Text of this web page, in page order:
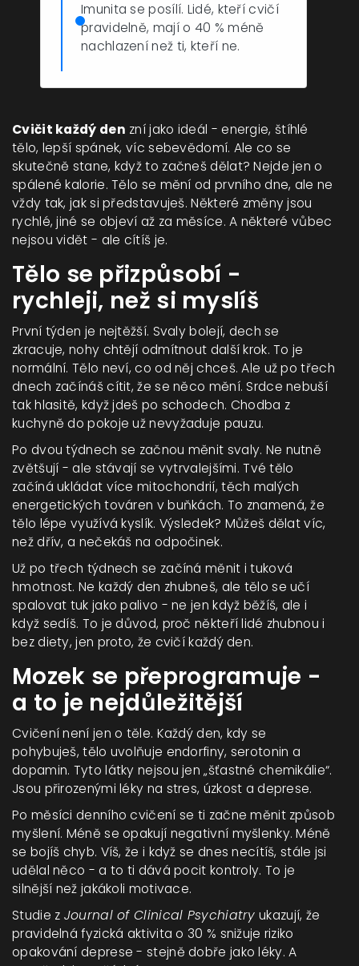
Imunita se posílí. Lidé, kteří cvičí
pravidelně, mají o 40 % méně
nachlazení než ti, kteří ne.
Cvičit každý den zní jako ideál - energie, štíhlé
tělo, lepší spánek, víc sebevědomí. Ale co se
skutečně stane, když to začneš dělat? Nejde jen o
spálené kalorie. Tělo se mění od prvního dne, ale ne
vždy tak, jak si představuješ. Některé změny jsou
rychlé, jiné se objeví až za měsíce. A některé vůbec
nejsou vidět - ale cítíš je.
Tělo se přizpůsobí -
rychleji, než si myslíš
První týden je nejtěžší. Svaly bolejí, dech se
zkracuje, nohy chtějí odmítnout další krok. To je
normální. Tělo neví, co od něj chceš. Ale už po třech
dnech začínáš cítit, že se něco mění. Srdce nebuší
tak hlasitě, když jdeš po schodech. Chodba z
kuchyně do pokoje už nevyžaduje pauzu.
Po dvou týdnech se začnou měnit svaly. Ne nutně
zvětšují - ale stávají se vytrvalejšími. Tvé tělo
začíná ukládat více mitochondrií, těch malých
energetických továren v buňkách. To znamená, že
tělo lépe využívá kyslík. Výsledek? Můžeš dělat víc,
než dřív, a nečekáš na odpočinek.
Už po třech týdnech se začíná měnit i tuková
hmotnost. Ne každý den zhubneš, ale tělo se učí
spalovat tuk jako palivo - ne jen když běžíš, ale i
když sedíš. To je důvod, proč někteří lidé zhubnou i
bez diety, jen proto, že cvičí každý den.
Mozek se přeprogramuje -
a to je nejdůležitější
Cvičení není jen o těle. Každý den, kdy se
pohybuješ, tělo uvolňuje endorfiny, serotonin a
dopamin. Tyto látky nejsou jen „šťastné chemikálie“.
Jsou přirozenými léky na stres, úzkost a deprese.
Po měsíci denního cvičení se ti začne měnit způsob
myšlení. Méně se opakují negativní myšlenky. Méně
se bojíš chyb. Víš, že i když se dnes necítíš, stále jsi
udělal něco - a to ti dává pocit kontroly. To je
silnější než jakákoli motivace.
Studie z Journal of Clinical Psychiatry ukazují, že
pravidelná fyzická aktivita o 30 % snižuje riziko
opakování deprese - stejně dobře jako léky. A